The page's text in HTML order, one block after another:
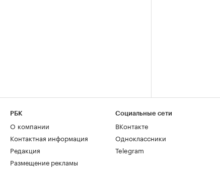
РБК
О компании
Контактная информация
Редакция
Размещение рекламы
Социальные сети
ВКонтакте
Одноклассники
Telegram